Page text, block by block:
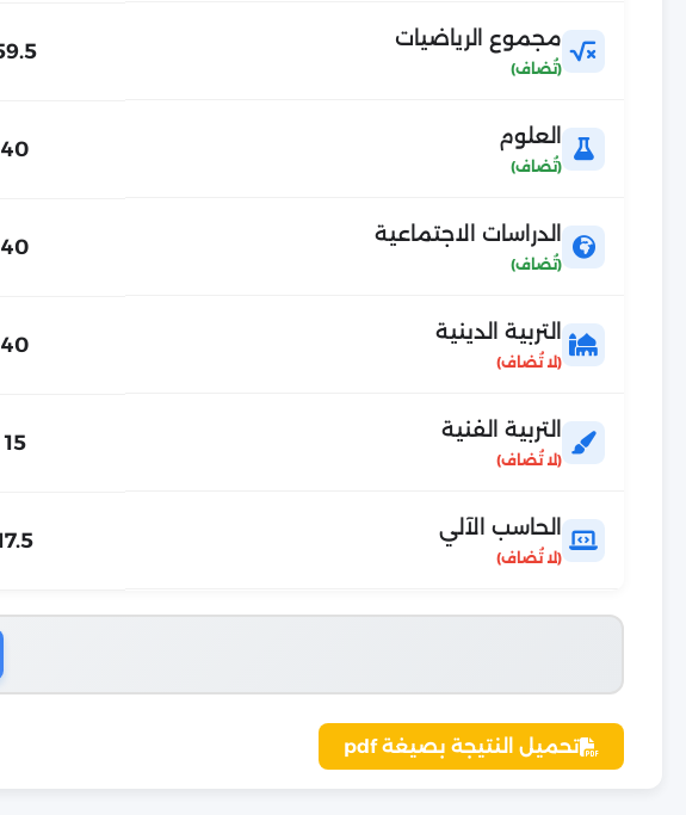
مجموع الرياضيات
العلوم
40
الدراسات الاجتماعية
40
التربية الدينية
40
التربية الفنية
15
الحاسب الآلي
تحميل النتيجة بصيغة pdf